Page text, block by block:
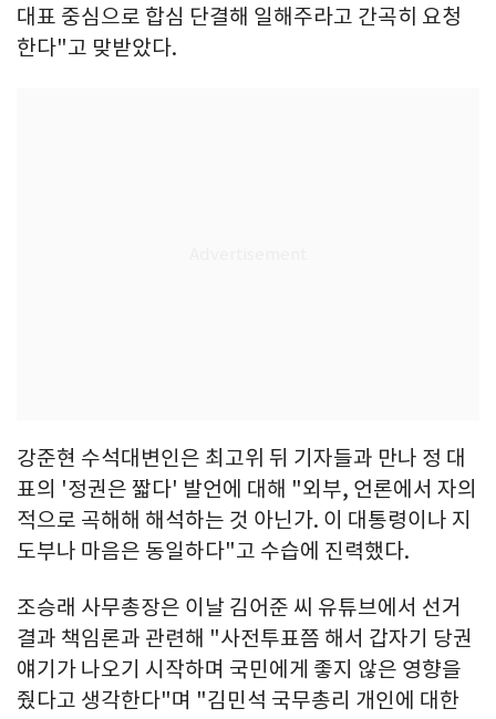
대표 중심으로 합심 단결해 일해주라고 간곡히 요청
한다"고 맞받았다.
강준현 수석대변인은 최고위 뒤 기자들과 만나 정 대
표의 '정권은 짧다' 발언에 대해 "외부, 언론에서 자의
적으로 곡해해 해석하는 것 아닌가. 이 대통령이나 지
도부나 마음은 동일하다"고 수습에 진력했다.
조승래 사무총장은 이날 김어준 씨 유튜브에서 선거
결과 책임론과 관련해 "사전투표쯤 해서 갑자기 당권
얘기가 나오기 시작하며 국민에게 좋지 않은 영향을
줬다고 생각한다"며 "김민석 국무총리 개인에 대한